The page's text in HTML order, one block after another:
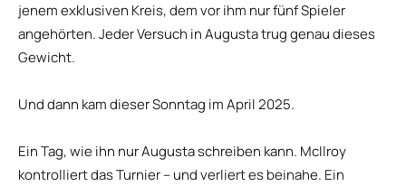
jenem exklusiven Kreis, dem vor ihm nur fünf Spieler
angehörten. Jeder Versuch in Augusta trug genau dieses
Gewicht.
Und dann kam dieser Sonntag im April 2025.
Ein Tag, wie ihn nur Augusta schreiben kann. McIlroy
kontrolliert das Turnier – und verliert es beinahe. Ein